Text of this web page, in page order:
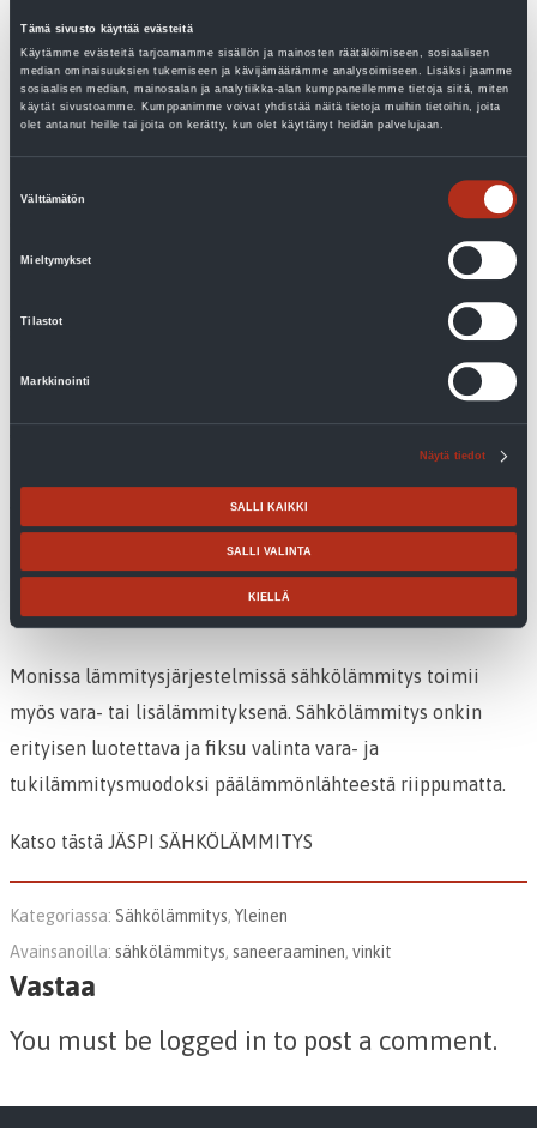
Tämä sivusto käyttää evästeitä
Käytämme evästeitä tarjoamamme sisällön ja mainosten räätälöimiseen, sosiaalisen
median ominaisuuksien tukemiseen ja kävijämäärämme analysoimiseen. Lisäksi jaamme
sosiaalisen median, mainosalan ja analytiikka-alan kumppaneillemme tietoja siitä, miten
käytät sivustoamme. Kumppanimme voivat yhdistää näitä tietoja muihin tietoihin, joita
olet antanut heille tai joita on kerätty, kun olet käyttänyt heidän palvelujaan.
Välttämätön
Mieltymykset
Tilastot
Markkinointi
Näytä tiedot
SALLI KAIKKI
SALLI VALINTA
KIELLÄ
Sähkölämmitys on varma ja edullinen vaihtoehto
matalaenergiataloissa
Aloitusinvestoinniltaan edullinen sähkölämmitys tulee
myös käyttökustannuksiltaan edulliseksi uusissa hyvin
energiankulutus ovat kohtuullisen pieniä. On järkevää
sähköä ainoastaan kulloisenkin tarpeen mukaan.
Useimmissa vesikiertoisissa lattialämmitystaloissa
lämmityksestä huolehtii sähkökattila & vedenlämmitin -
Energiavaraajan
lämmitykseen voidaan kytkeä esimerkiksi
lämpöpumppulämmitys mutta myös puukattila tai
aurinkokeräimet.
Monissa lämmitysjärjestelmissä sähkölämmitys toimii
myös vara- tai lisälämmityksenä. Sähkölämmitys onkin
erityisen luotettava ja fiksu valinta vara- ja
tukilämmitysmuodoksi päälämmönlähteestä riippumatta.
Katso tästä JÄSPI SÄHKÖLÄMMITYS
Kategoriassa: Sähkölämmitys, Yleinen
Avainsanoilla: sähkölämmitys, saneeraaminen, vinkit
Vastaa
You must be logged in to post a comment.